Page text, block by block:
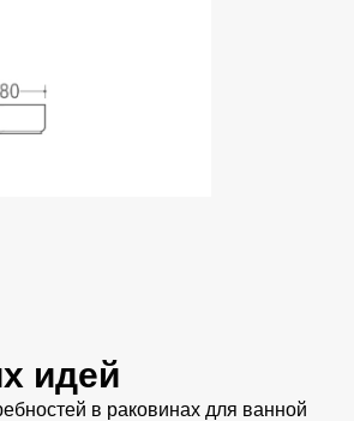
идей
в раковинах для ванной